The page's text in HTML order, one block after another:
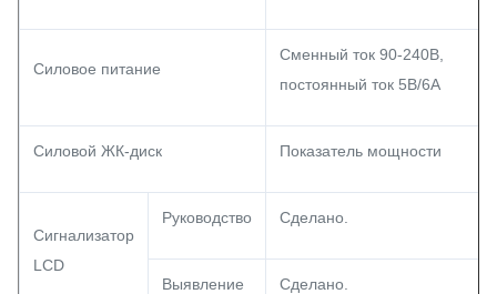
Силовое питание
Сменный ток 90-240В,
постоянный ток 5В/6А
Силовой ЖК-диск Показатель мощности
Сигнализатор
LCD
Руководство Сделано.
Выявление Сделано.